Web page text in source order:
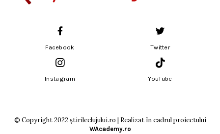
Facebook Twitter
Instagram YouTube
© Copyright 2022 știrileclujului.ro | Realizat în cadrul proiectului
WAcademy.ro